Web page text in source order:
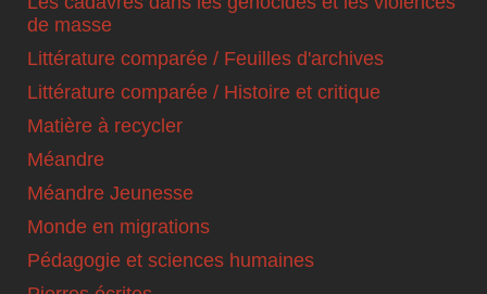
de masse
Littérature comparée / Feuilles d'archives
Littérature comparée / Histoire et critique
Matière à recycler
Méandre
Méandre Jeunesse
Monde en migrations
Pédagogie et sciences humaines